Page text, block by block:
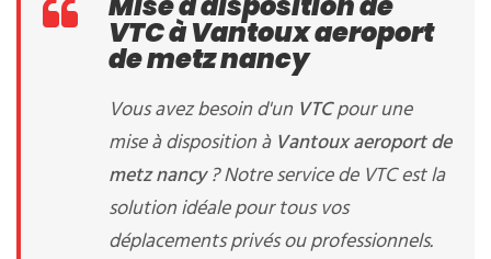
VTC à Vantoux aeroport
de metz nancy
Vous avez besoin d'un VTCpour une
mise à disposition à Vantoux aeroport de
metz nancy? Notre service de VTC est la
solution idéale pour tous vos
déplacements privés ou professionnels.